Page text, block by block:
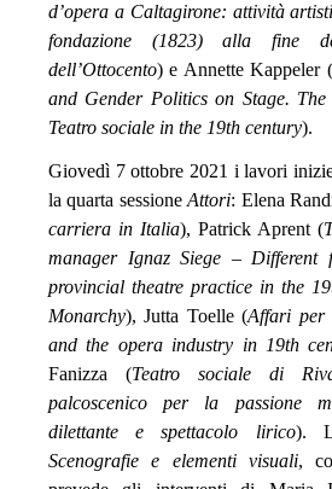
d’opera a Caltagirone: attività
fondazione (1823) alla fine
dell’Ottocento) e Annette Kappeler (
and Gender Politics on Stage. The
Teatro sociale in the 19th century).
Giovedì 7 ottobre 2021 i lavori
la quarta sessioneAttori: Elena
carriera in Italia), Patrick Aprent (
manager Ignaz Siege –
provincial theatre practice in the
Monarchy), Jutta Toelle (Affari per
and the opera industry in 19th
Fanizza (Teatro sociale di
palcoscenico per la passione
dilettante e spettacolo lirico).
Scenografie e elementi visuali,